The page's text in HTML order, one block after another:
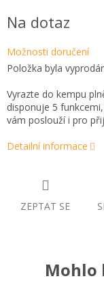
cena:
Na dotaz
Možnosti doručení
Položka byla
Vyrazte do kempu
disponuje 5
vám poslouží i pro
Detailní informace
ZEPTAT SE
Mohlo